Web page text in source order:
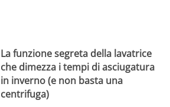
La funzione segreta della lavatrice
che dimezza i tempi di asciugatura
in inverno (e non basta una
centrifuga)